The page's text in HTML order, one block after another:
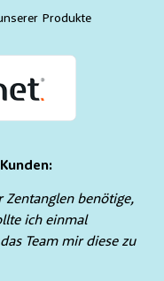
Produkte
Zentanglen benötige,
ich einmal
Team mir diese zu